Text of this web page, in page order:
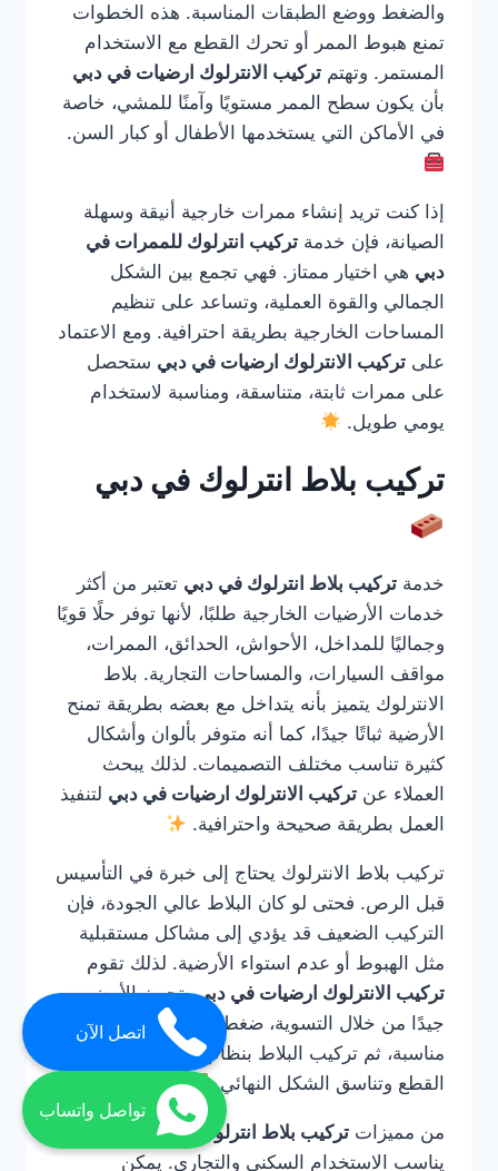
والضغط ووضع الطبقات المناسبة. هذه الخطوات
تمنع هبوط الممر أو تحرك القطع مع الاستخدام
المستمر. وتهتم تركيب الانترلوك ارضيات في دبي
بأن يكون سطح الممر مستويًا وآمنًا للمشي، خاصة
في الأماكن التي يستخدمها الأطفال أو كبار السن.
إذا كنت تريد إنشاء ممرات خارجية أنيقة وسهلة
الصيانة، فإن خدمة تركيب انترلوك للممرات في
دبي هي اختيار ممتاز. فهي تجمع بين الشكل
الجمالي والقوة العملية، وتساعد على تنظيم
المساحات الخارجية بطريقة احترافية. ومع الاعتماد
على تركيب الانترلوك ارضيات في دبي ستحصل
على ممرات ثابتة، متناسقة، ومناسبة لاستخدام
يومي طويل.
تركيب بلاط انترلوك في دبي
خدمة تركيب بلاط انترلوك في دبي تعتبر من أكثر
خدمات الأرضيات الخارجية طلبًا، لأنها توفر حلًا قويًا
وجماليًا للمداخل، الأحواش، الحدائق، الممرات،
مواقف السيارات، والمساحات التجارية. بلاط
الانترلوك يتميز بأنه يتداخل مع بعضه بطريقة تمنح
الأرضية ثباتًا جيدًا، كما أنه متوفر بألوان وأشكال
كثيرة تناسب مختلف التصميمات. لذلك يبحث
العملاء عن تركيب الانترلوك ارضيات في دبي لتنفيذ
العمل بطريقة صحيحة واحترافية.
تركيب بلاط الانترلوك يحتاج إلى خبرة في التأسيس
قبل الرص. فحتى لو كان البلاط عالي الجودة، فإن
التركيب الضعيف قد يؤدي إلى مشاكل مستقبلية
مثل الهبوط أو عدم استواء الأرضية. لذلك تقوم
تركيب الانترلوك ارضيات في دبيبتجهيز الأرض
جيدًا من خلال التسوية، ضغط التربة، وضع طبقة
مناسبة، ثم تركيب البلاط بنظام دقيق يضمن ثبات
القطع وتناسق الشكل النهائي.
من مميزات تركيب بلاط انترلوك في دبي
يناسب الاستخدام السكني والتجاري. يمكن
اتصل الآن
تواصل واتساب